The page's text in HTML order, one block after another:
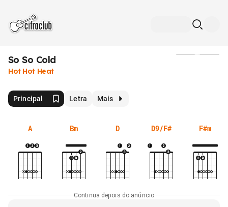
So So Cold
Hot Hot Heat
Principal Letra Mais
A Bm D D9/F# F#m
Continua depois do anúncio